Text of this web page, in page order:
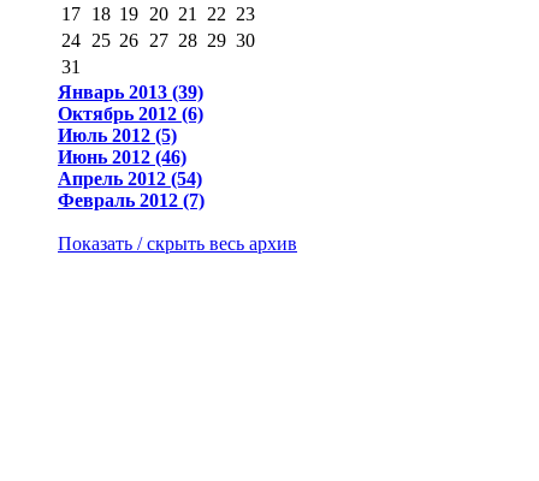
17 18 19 20 21 22 23
24 25 26 27 28 29 30
31
Январь 2013 (39)
Октябрь 2012 (6)
Июль 2012 (5)
Июнь 2012 (46)
Апрель 2012 (54)
Февраль 2012 (7)
Показать / скрыть весь архив